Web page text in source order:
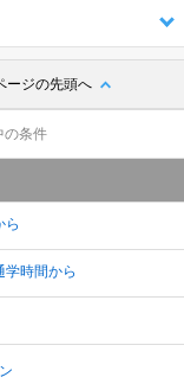
ージの先頭へ
の条件
ら
学時間から